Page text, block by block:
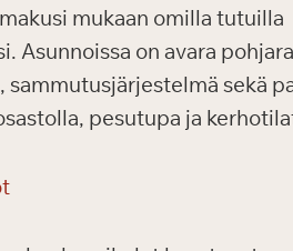
mukaan omilla tutuilla
Asunnoissa on avara
sammutusjärjestelmä sekä
pesutupa ja